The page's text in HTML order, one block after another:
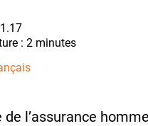
de l’assurance